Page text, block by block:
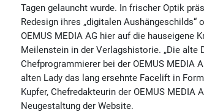
Tagen gelauncht wurde. In frischer Optik
Redesign ihres „digitalen
OEMUS MEDIA AG hier auf die hauseigene
Meilenstein in der Verlagshistorie. „Die alte
Chefprogrammierer bei der OEMUS MEDIA
alten Lady das lang ersehnte Facelift in
Kupfer, Chefredakteurin der OEMUS
Neugestaltung der Website.